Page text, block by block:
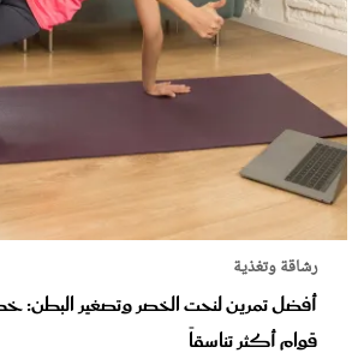
رشاقة وتغذية
أفضل تمرين لنحت الخصر وتصغير البطن:
قوام أكثر تناسقاً